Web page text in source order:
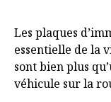
Les plaques
essentielle de la
sont bien plus
véhicule sur la